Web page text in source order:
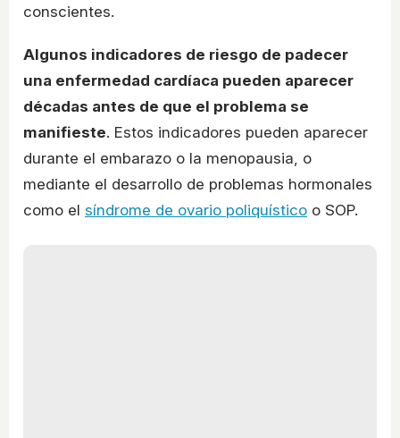
conscientes.
Algunos indicadores de riesgo de padecer
una enfermedad cardíaca pueden aparecer
décadas antes de que el problema se
manifieste. Estos indicadores pueden aparecer
durante el embarazo o la menopausia, o
mediante el desarrollo de problemas hormonales
como el síndrome de ovario poliquístico o SOP.